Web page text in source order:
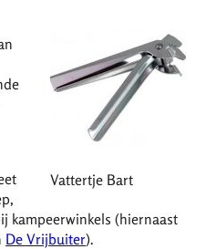
Vattertje Bart
kampeerwinkels (hiernaast
De Vrijbuiter).